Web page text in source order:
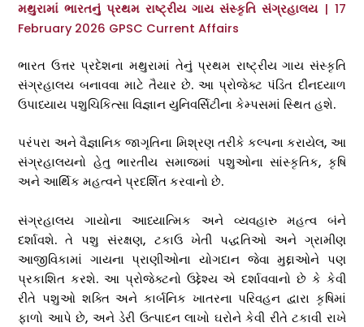
મથુરામાં ભારતનું પ્રથમ રાષ્ટ્રીય ગાય સંસ્કૃતિ સંગ્રહાલય| 17
February 2026 GPSC Current Affairs
ભારત ઉત્તર પ્રદેશના મથુરામાં તેનું પ્રથમ રાષ્ટ્રીય ગાય સંસ્કૃતિ
સંગ્રહાલય બનાવવા માટે તૈયાર છે. આ પ્રોજેક્ટ પંડિત દીનદયાળ
ઉપાધ્યાય પશુચિકિત્સા વિજ્ઞાન યુનિવર્સિટીના કેમ્પસમાં સ્થિત હશે.
પરંપરા અને વૈજ્ઞાનિક જાગૃતિના મિશ્રણ તરીકે કલ્પના કરાયેલ, આ
સંગ્રહાલયનો હેતુ ભારતીય સમાજમાં પશુઓના સાંસ્કૃતિક, કૃષિ
અને આર્થિક મહત્વને પ્રદર્શિત કરવાનો છે.
સંગ્રહાલય ગાયોના આધ્યાત્મિક અને વ્યવહારુ મહત્વ બંને
દર્શાવશે. તે પશુ સંરક્ષણ, ટકાઉ ખેતી પદ્ધતિઓ અને ગ્રામીણ
આજીવિકામાં ગાયના પ્રાણીઓના યોગદાન જેવા મુદ્દાઓને પણ
પ્રકાશિત કરશે. આ પ્રોજેક્ટનો ઉદ્દેશ્ય એ દર્શાવવાનો છે કે કેવી
રીતે પશુઓ શક્તિ અને કાર્બનિક ખાતરના પરિવહન દ્વારા કૃષિમાં
ફાળો આપે છે, અને ડેરી ઉત્પાદન લાખો ઘરોને કેવી રીતે ટકાવી રાખે